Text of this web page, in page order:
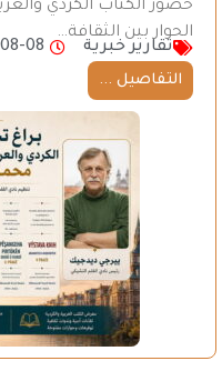
حضور الكتاب الكردي
الحوار بين الثقافة…
تقارير خبرية
08
التفاصيل ...